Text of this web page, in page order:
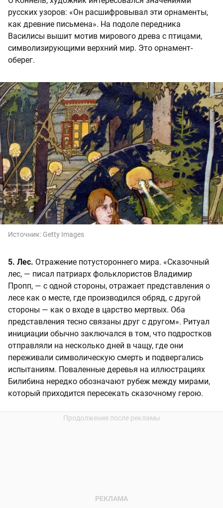
русских узоров: «Он расшифровывал эти орнаменты,
как древние письмена». На подоле передника
Василисы вышит мотив мирового древа с птицами,
символизирующими верхний мир. Это орнамент-
оберег.
Источник: Getty Images
5. Лес. Отражение потустороннего мира. «Сказочный
лес, — писал патриарх фольклористов Владимир
Пропп, — с одной стороны, отражает представления о
лесе как о месте, где производился обряд, с другой
стороны — как о входе в царство мертвых. Оба
представления тесно связаны друг с другом». Ритуал
инициации обычно заключался в том, что подростков
отправляли на несколько дней в чащу, где они
переживали символическую смерть и подвергались
испытаниям. Поваленные деревья на иллюстрациях
Билибина нередко обозначают рубеж между мирами,
который приходится пересекать сказочному герою.